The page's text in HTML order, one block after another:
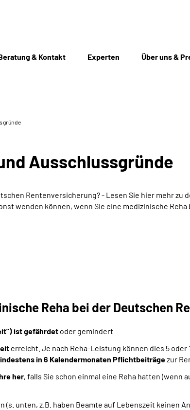
& Kontakt Experten Über uns &
Ausschlussgründe
Rentenversicherung? - Lesen Sie hier mehr zu
wenden können, wenn Sie eine medizinische Reha
Reha bei der Deutschen
ist gefährdet oder gemindert
erreicht. Je nach Reha-Leistung können dies 5
in 6 Kalendermonaten Pflichtbeiträgezur
her, falls Sie schon einmal eine Reha hatten
(s. unten, z.B. haben Beamte auf Lebenszeit keinen